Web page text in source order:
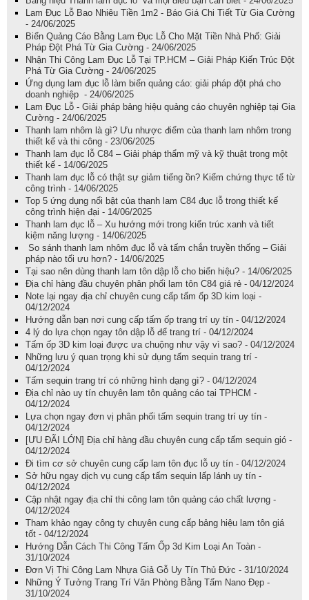
Lam Đục Lỗ Bao Nhiêu Tiền 1m2 - Báo Giá Chi Tiết Từ Gia Cường
- 24/06/2025
Biển Quảng Cáo Bằng Lam Đục Lỗ Cho Mặt Tiền Nhà Phố: Giải
Pháp Đột Phá Từ Gia Cường - 24/06/2025
Nhận Thi Công Lam Đục Lỗ Tại TP.HCM – Giải Pháp Kiến Trúc Đột
Phá Từ Gia Cường - 24/06/2025
Ứng dụng lam đục lỗ làm biển quảng cáo: giải pháp đột phá cho
doanh nghiệp - 24/06/2025
Lam Đục Lỗ - Giải pháp bảng hiệu quảng cáo chuyên nghiệp tại Gia
Cường - 24/06/2025
Thanh lam nhôm là gì? Ưu nhược điểm của thanh lam nhôm trong
thiết kế và thi công - 23/06/2025
Thanh lam đục lỗ C84 – Giải pháp thẩm mỹ và kỹ thuật trong một
thiết kế - 14/06/2025
Thanh lam đục lỗ có thật sự giảm tiếng ồn? Kiểm chứng thực tế từ
công trình - 14/06/2025
Top 5 ứng dụng nổi bật của thanh lam C84 đục lỗ trong thiết kế
công trình hiện đại - 14/06/2025
Thanh lam đục lỗ – Xu hướng mới trong kiến trúc xanh và tiết
kiệm năng lượng - 14/06/2025
So sánh thanh lam nhôm đục lỗ và tấm chắn truyền thống – Giải
pháp nào tối ưu hơn? - 14/06/2025
Tại sao nên dùng thanh lam tôn dập lỗ cho biển hiệu? - 14/06/2025
Địa chỉ hàng đầu chuyên phân phối lam tôn C84 giá rẻ - 04/12/2024
Note lại ngay địa chỉ chuyên cung cấp tấm ốp 3D kim loại -
04/12/2024
Hướng dẫn bạn nơi cung cấp tấm ốp trang trí uy tín - 04/12/2024
4 lý do lựa chọn ngay tôn dập lỗ để trang trí - 04/12/2024
Tấm ốp 3D kim loại được ưa chuộng như vậy vì sao? - 04/12/2024
Những lưu ý quan trọng khi sử dụng tấm sequin trang trí -
04/12/2024
Tấm sequin trang trí có những hình dạng gì? - 04/12/2024
Địa chỉ nào uy tín chuyên lam tôn quảng cáo tại TPHCM -
04/12/2024
Lựa chọn ngay đơn vị phân phối tấm sequin trang trí uy tín -
04/12/2024
[ƯU ĐÃI LỚN] Địa chỉ hàng đầu chuyên cung cấp tấm sequin gió -
04/12/2024
Đi tìm cơ sở chuyên cung cấp lam tôn đục lỗ uy tín - 04/12/2024
Sở hữu ngay dịch vụ cung cấp tấm sequin lấp lánh uy tín -
04/12/2024
Cập nhật ngay địa chỉ thi công lam tôn quảng cáo chất lượng -
04/12/2024
Tham khảo ngay công ty chuyên cung cấp bảng hiệu lam tôn giá
tốt - 04/12/2024
Hướng Dẫn Cách Thi Công Tấm Ốp 3d Kim Loại An Toàn -
31/10/2024
Đơn Vị Thi Công Lam Nhựa Giả Gỗ Uy Tín Thủ Đức - 31/10/2024
Những Ý Tưởng Trang Trí Văn Phòng Bằng Tấm Nano Đẹp -
31/10/2024